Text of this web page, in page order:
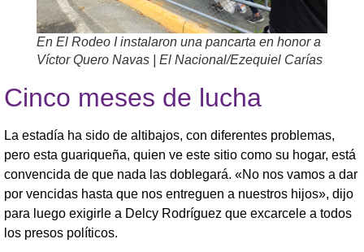
En El Rodeo I instalaron una pancarta en honor a
Víctor Quero Navas | El Nacional/Ezequiel Carías
Cinco meses de lucha
La estadía ha sido de altibajos, con diferentes problemas,
pero esta guariqueña, quien ve este sitio como su hogar, está
convencida de que nada las doblegará. «No nos vamos a dar
por vencidas hasta que nos entreguen a nuestros hijos», dijo
para luego exigirle a Delcy Rodríguez que excarcele a todos
los presos políticos.